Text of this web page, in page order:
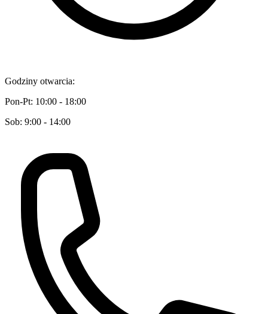
Godziny otwarcia:
Pon-Pt: 10:00 - 18:00
Sob: 9:00 - 14:00